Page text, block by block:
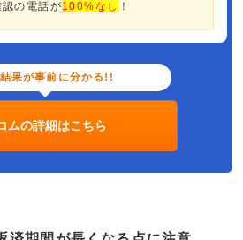
の電話が100%なし ！
果が事前に分かる!!
ムの詳細はこちら